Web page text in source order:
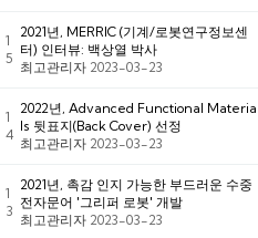
1
5
2021년, MERRIC (기계/로봇연구정보센
터) 인터뷰: 백상열 박사
최고관리자 2023-03-23
1
4
2022년, Advanced Functional Materia
ls 뒷표지(Back Cover) 선정
최고관리자 2023-03-23
1
3
2021년, 촉감 인지 가능한 부드러운 수중
전자문어 '그리퍼 로봇' 개발
최고관리자 2023-03-23